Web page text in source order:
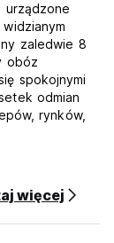
urządzone
zaledwie 8
obóz
spokojnymi
odmian
rynków,
więcej